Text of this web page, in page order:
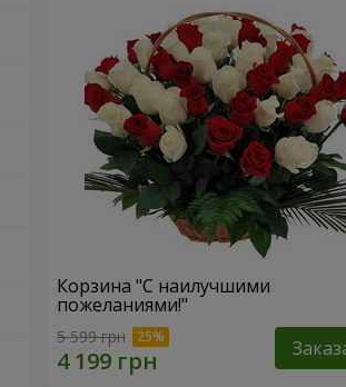
Корзина "С наилучшими
пожеланиями!"
5 599 грн